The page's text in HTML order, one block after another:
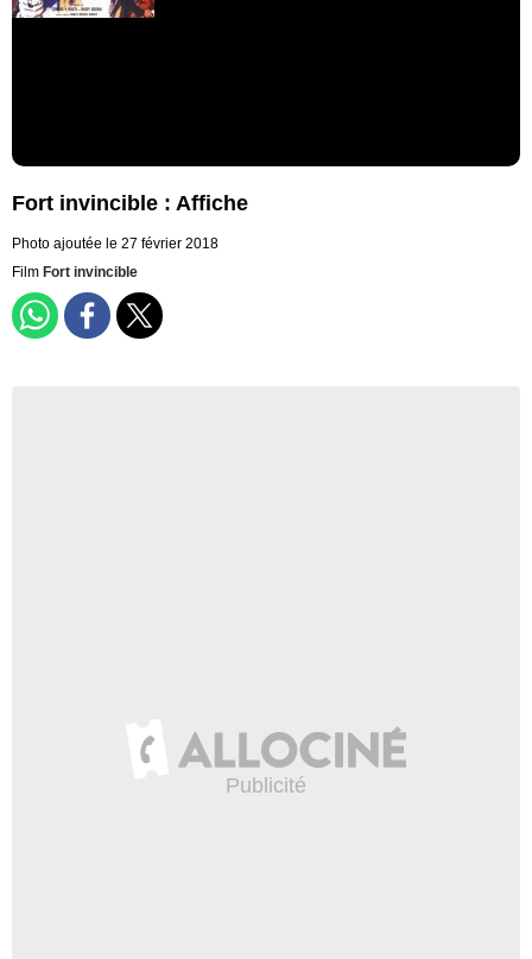
Fort invincible : Affiche
Photo ajoutée le 27 février 2018
Film Fort invincible